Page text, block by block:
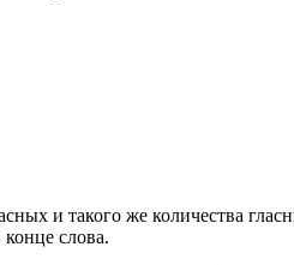
и такого же количества
слова.